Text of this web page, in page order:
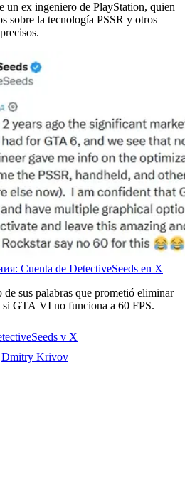
un ex ingeniero de PlayStation, quien
sobre la tecnología PSSR y otros
Cuenta de DetectiveSeeds en X
sus palabras que prometió eliminar
si GTA VI no funciona a 60 FPS.
v X
Dmitry Krivov